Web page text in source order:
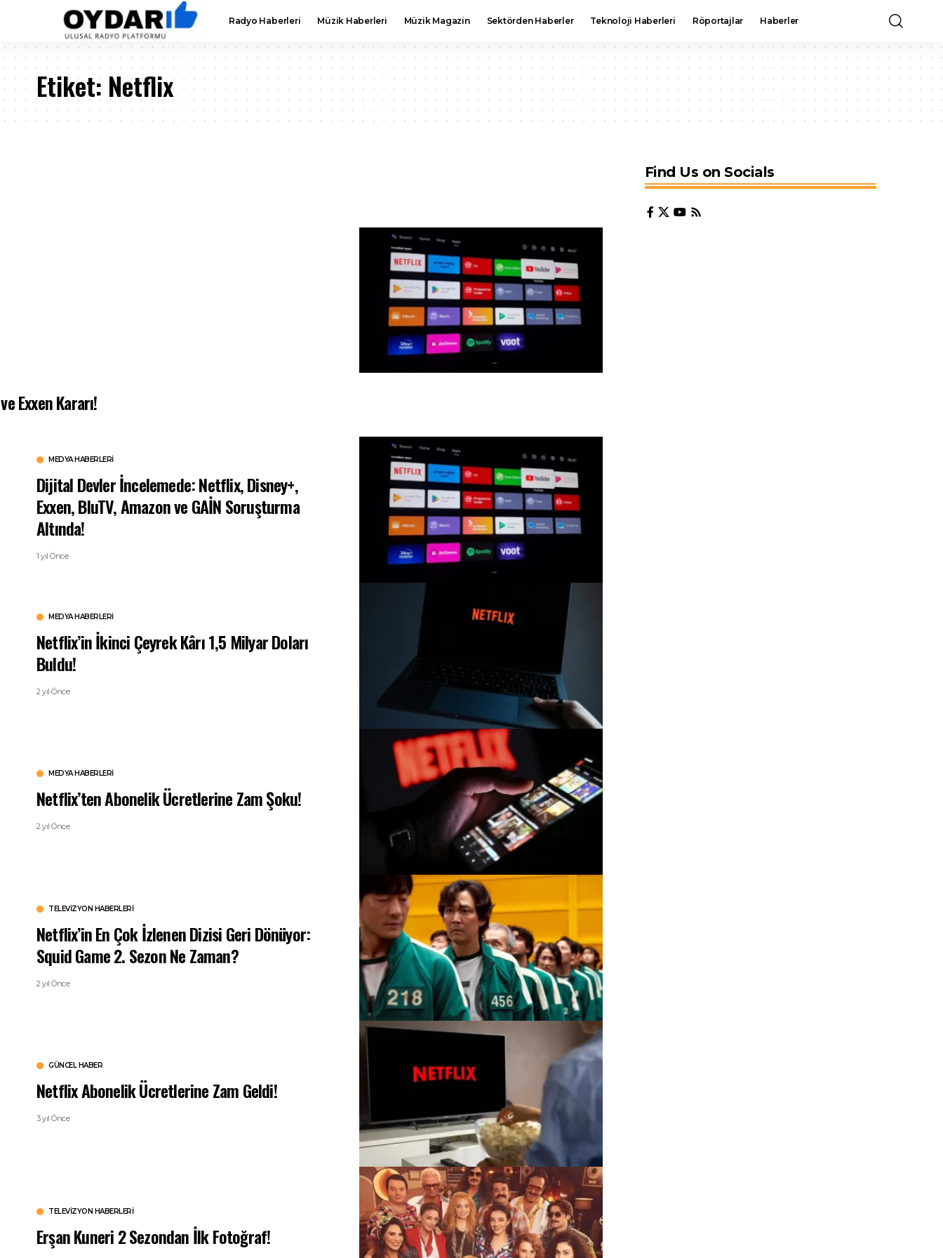
Radyo Haberleri Müzik Haberleri Müzik Magazin Sektörden Haberler Teknoloji Haberleri Röportajlar Haberler
Etiket: Netflix
Exxen Kararı!
MEDYA HABERLERI
Dijital Devler İncelemede: Netflix, Disney+,
Exxen, BluTV, Amazon ve GAİN Soruşturma
Altında!
1 yıl Önce
MEDYA HABERLERI
Netflix’in İkinci Çeyrek Kârı 1,5 Milyar Doları
Buldu!
2 yıl Önce
MEDYA HABERLERI
Netflix’ten Abonelik Ücretlerine Zam Şoku!
2 yıl Önce
TELEVIZYON HABERLERI
Netflix’in En Çok İzlenen Dizisi Geri Dönüyor:
Squid Game 2. Sezon Ne Zaman?
2 yıl Önce
GÜNCEL HABER
Netflix Abonelik Ücretlerine Zam Geldi!
3 yıl Önce
TELEVIZYON HABERLERI
Erşan Kuneri 2 Sezondan İlk Fotoğraf!
Find Us on Socials